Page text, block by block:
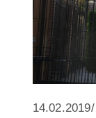
14.02.2019/